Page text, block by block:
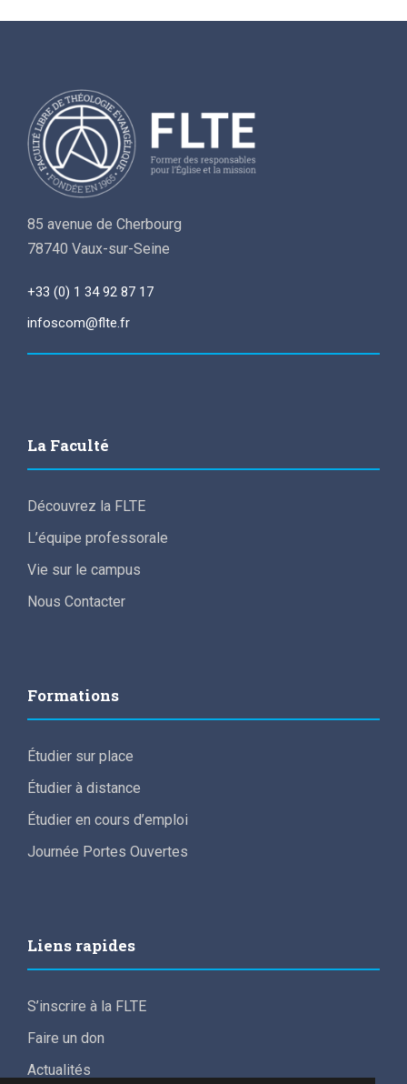
85 avenue de Cherbourg
78740 Vaux-sur-Seine
+33 (0) 1 34 92 87 17
infoscom@flte.fr
La Faculté
Découvrez la FLTE
L’équipe professorale
Vie sur le campus
Nous Contacter
Formations
Étudier sur place
Étudier à distance
Étudier en cours d’emploi
Journée Portes Ouvertes
Liens rapides
S’inscrire à la FLTE
Faire un don
Actualités